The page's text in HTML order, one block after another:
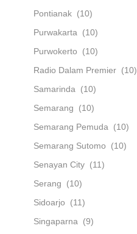
Pontianak (10)
Purwakarta
(10)
Purwokerto
(10)
Radio Dalam Premier (10)
Samarinda
(10)
Semarang
(10)
Semarang Pemuda
(10)
Semarang Sutomo
(10)
Senayan City (11)
Serang
(10)
Sidoarjo
(11)
Singaparna
(9)